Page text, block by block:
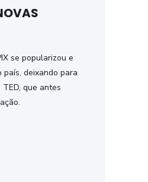
se popularizou e
deixando para
que antes